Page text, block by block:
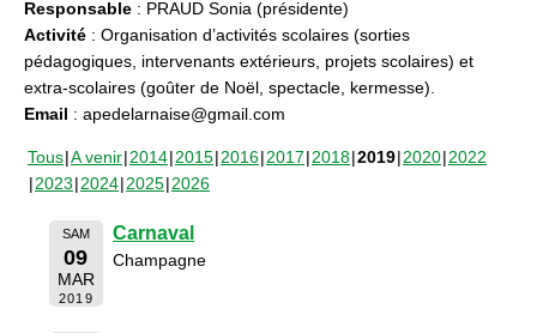
Responsable : PRAUD Sonia (présidente)
Activité : Organisation d’activités scolaires (sorties
pédagogiques, intervenants extérieurs, projets scolaires) et
extra-scolaires (goûter de Noël, spectacle, kermesse).
Email : apedelarnaise@gmail.com
Tous A venir 2014 2015 2016 2017 2018 2019 2020 2022
2023 2024 2025 2026
SAM
09
MAR
2019
Carnaval
Champagne